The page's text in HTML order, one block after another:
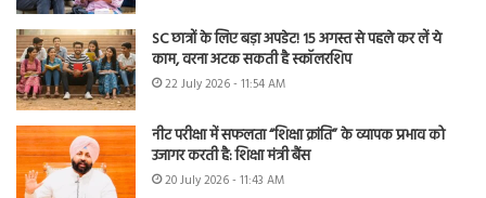
SC छात्रों के लिए बड़ा अपडेट! 15 अगस्त से पहले कर लें ये
काम, वरना अटक सकती है स्कॉलरशिप
22 July 2026 - 11:54 AM
नीट परीक्षा में सफलता “शिक्षा क्रांति” के व्यापक प्रभाव को
उजागर करती है: शिक्षा मंत्री बैंस
20 July 2026 - 11:43 AM